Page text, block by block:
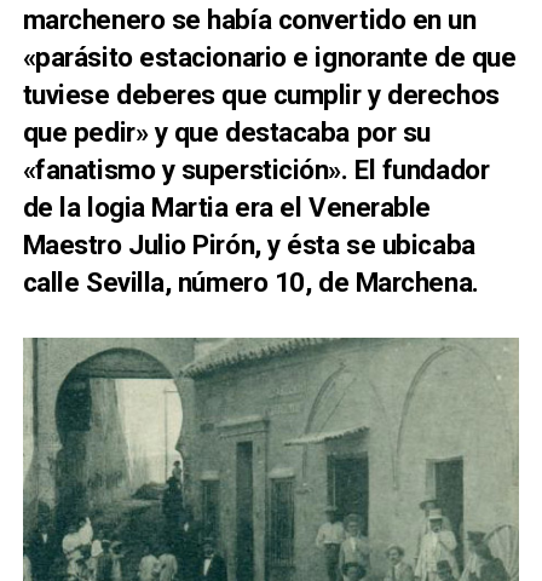
marchenero se había convertido en un
«parásito estacionario e ignorante de que
tuviese deberes que cumplir y derechos
que pedir» y que destacaba por su
«fanatismo y superstición». El fundador
de la logia Martia era el Venerable
Maestro Julio Pirón, y ésta se ubicaba
calle Sevilla, número 10, de Marchena.